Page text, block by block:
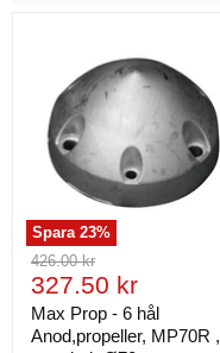
Spara23%
Ursprungligt
pris
426.00 kr
Nuvarande
pris
327.50 kr
Max Prop - 6 hål
Anod,propeller, MP70R ,